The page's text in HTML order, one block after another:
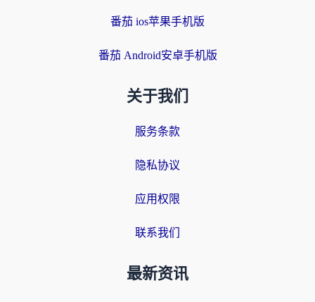
番茄 ios苹果手机版
番茄 Android安卓手机版
关于我们
服务条款
隐私协议
应用权限
联系我们
最新资讯